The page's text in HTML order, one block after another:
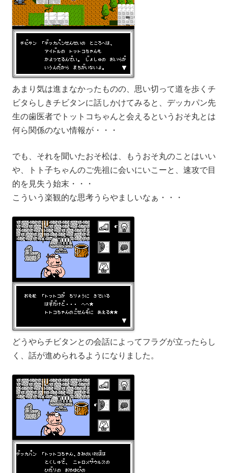
あまり気は進まなかったものの、思い切って道を歩くチ
ビタらしきチビタンに話しかけてみると、デッカパン先
生の歯医者でトットコちゃんと会えるというおそ丸とは
何ら関係のない情報が・・・
でも、それを聞いたおそ松は、もうおそ丸のことはいい
や、トト子ちゃんのご先祖に会いにいこーと、速攻で目
的を見失う始末・・・
こういう楽観的な思考うらやましいなぁ・・・
どうやらチビタンとの会話によってフラグが立ったらし
く、話が進められるようになりました。